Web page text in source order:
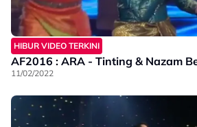
HIBUR VIDEO TERKINI
AF2016 : ARA - Tinting & Nazam
11/02/2022